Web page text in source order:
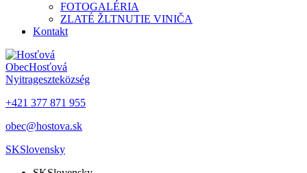
FOTOGALÉRIA
ZLATÉ ŽLTNUTIE VINIČA
Kontakt
ObecHosťová
Nyitrageszteközség
+421 377 871 955
obec@hostova.sk
SKSlovensky